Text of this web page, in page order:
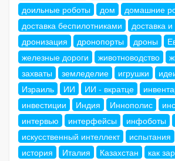
доильные роботы
дом домашние
доставка беспилотниками
доставка
дронизация
дронопорты дроны
железные дороги
животноводство
захваты
земледелие игрушки
Израиль
ИИ ИИ - вкратце
инвестиции
Индия Иннополис
интервью
интерфейсы инфоботы
искусственный интеллект
испытания
история
Италия Казахстан
как